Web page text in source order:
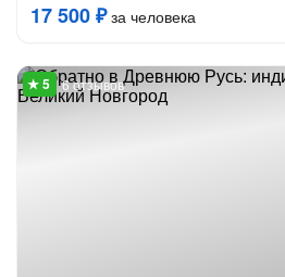
17 500 ₽за человека
6 отзывов